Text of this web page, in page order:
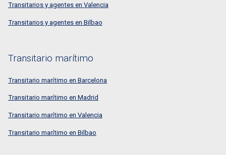
Transitarios y agentes en Valencia
Transitarios y agentes en Bilbao
Transitario marítimo
Transitario marítimo en Barcelona
Transitario marítimo en Madrid
Transitario marítimo en Valencia
Transitario marítimo en Bilbao